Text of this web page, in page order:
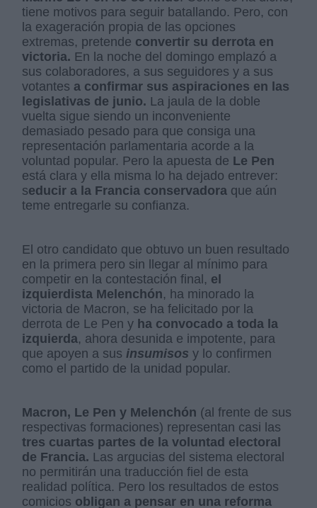
tiene motivos para seguir batallando. Pero, con
la exageración propia de las opciones
extremas, pretende convertir su derrota en
victoria. En la noche del domingo emplazó a
sus colaboradores, a sus seguidores y a sus
votantes a confirmar sus aspiraciones en las
legislativas de junio. La jaula de la doble
vuelta sigue siendo un inconveniente
demasiado pesado para que consiga una
representación parlamentaria acorde a la
voluntad popular. Pero la apuesta de Le Pen
está clara y ella misma lo ha dejado entrever:
seducir a la Francia conservadora que aún
teme entregarle su confianza.
El otro candidato que obtuvo un buen resultado
en la primera pero sin llegar al mínimo para
competir en la contestación final, el
izquierdista Melenchón, ha minorado la
victoria de Macron, se ha felicitado por la
derrota de Le Pen y ha convocado a toda la
izquierda, ahora desunida e impotente, para
que apoyen a susinsumisos y lo confirmen
como el partido de la unidad popular.
Macron, Le Pen y Melenchón (al frente de sus
respectivas formaciones) representan casi las
tres cuartas partes de la voluntad electoral
de Francia. Las argucias del sistema electoral
no permitirán una traducción fiel de esta
realidad política. Pero los resultados de estos
comicios obligan a pensar en una reforma